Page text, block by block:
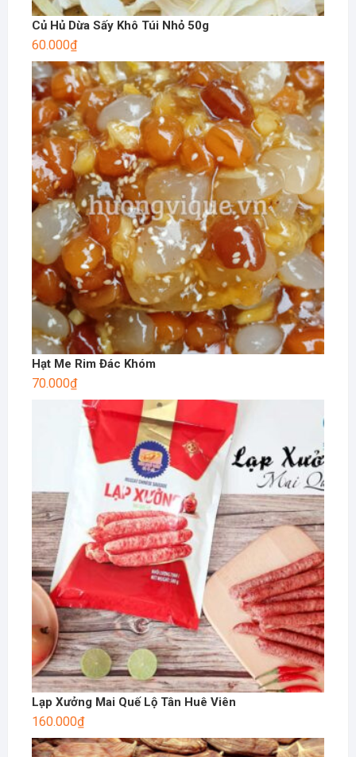
Củ Hủ Dừa Sấy Khô Túi Nhỏ 50g
60.000₫
Hạt Me Rim Đác Khóm
70.000₫
Lạp Xưởng Mai Quế Lộ Tân Huê Viên
160.000₫